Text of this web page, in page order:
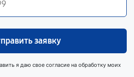
заявку
я даю свое согласие на обработку моих